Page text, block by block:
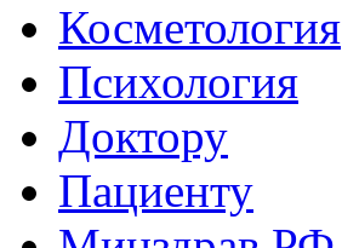
Косметология
Психология
Доктору
Пациенту